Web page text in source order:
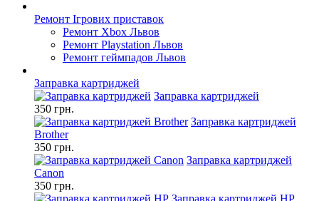
Ремонт Ігрових приставок
Ремонт Xbox Львов
Ремонт Playstation Львов
Ремонт геймпадов Львов
Заправка картриджей
Заправка картриджей
350 грн.
Заправка картриджей
Brother
350 грн.
Заправка картриджей
Canon
350 грн.
Заправка картриджей HP